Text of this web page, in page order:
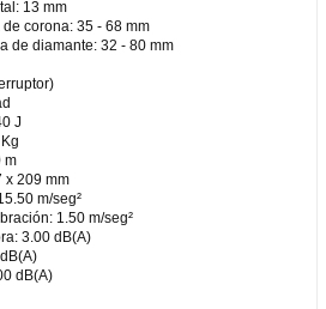
13 mm
corona: 35 - 68 mm
de diamante: 32 - 80 mm
J
m
x 209 mm
m/seg²
1.50 m/seg²
3.00 dB(A)
dB(A)